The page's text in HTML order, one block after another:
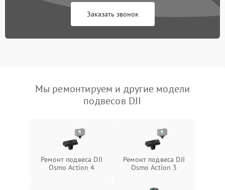
Заказать звонок
Мы ремонтируем и другие модели
подвесов DJI
Ремонт подвеса DJI
Osmo Action 4
Ремонт подвеса DJI
Osmo Action 3